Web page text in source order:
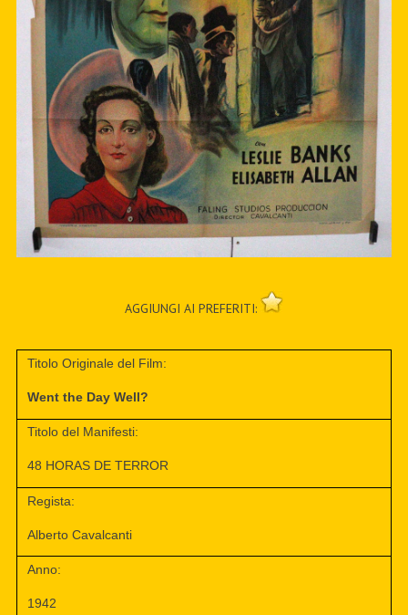
AGGIUNGI AI PREFERITI:
Titolo Originale del Film:
Went the Day Well?
Titolo del Manifesti:
48 HORAS DE TERROR
Regista:
Alberto Cavalcanti
Anno:
1942